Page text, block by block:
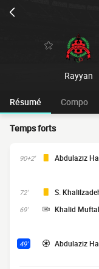
Rayyan
Résumé Compo
Temps forts
90+2' Abdulaziz
72' S.
69' Khalid
49' Abdulaziz